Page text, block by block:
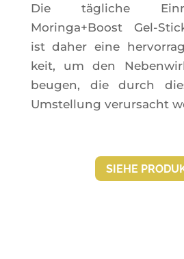
Die tägliche
Moringa+Boost Gel-
ist daher eine
keit, um den
beu­gen, die durch
Umstel­lung verur­sacht
SIEHE